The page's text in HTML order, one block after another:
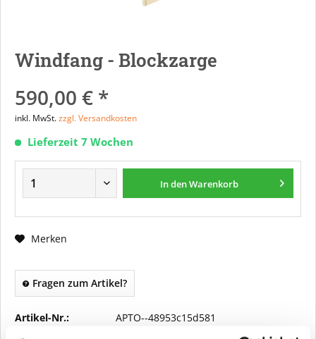
Windfang - Blockzarge
590,00 € *
inkl. MwSt.zzgl. Versandkosten
Lieferzeit 7 Wochen
In denWarenkorb
Merken
Fragen zum Artikel?
Artikel-Nr.: APTO--48953c15d581